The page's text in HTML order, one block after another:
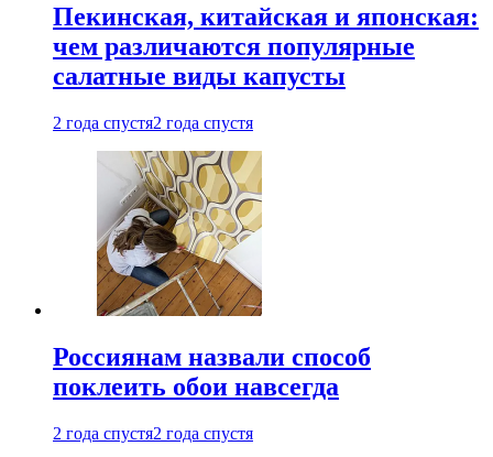
Пекинская, китайская и японская:
чем различаются популярные
салатные виды капусты
2 года спустя2 года спустя
Россиянам назвали способ
поклеить обои навсегда
2 года спустя2 года спустя